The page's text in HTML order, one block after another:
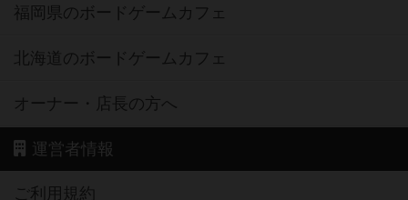
福岡県のボードゲームカフェ
北海道のボードゲームカフェ
オーナー・店長の方へ
運営者情報
ご利用規約